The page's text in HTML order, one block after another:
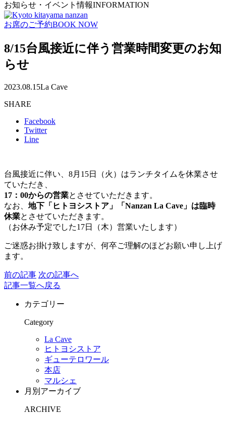
お知らせ・イベント情報INFORMATION
お席のご予約BOOK NOW
8/15台風接近に伴う営業時間変更のお知
らせ
2023.08.15La Cave
SHARE
Facebook
Twitter
Line
台風接近に伴い、8月15日（火）はランチタイムを休業させ
ていただき、
17：00からの営業とさせていただきます。
なお、 地下「ヒトヨシストア」「Nanzan La Cave」は臨時
休業とさせていただきます。
（お休み予定でした17日（木）営業いたします）
ご迷惑お掛け致しますが、何卒ご理解のほどお願い申し上げ
ます。
前の記事 次の記事へ
記事一覧へ戻る
カテゴリー
Category
La Cave
ヒトヨシストア
ギューテロワール
本店
マルシェ
月別アーカイブ
ARCHIVE